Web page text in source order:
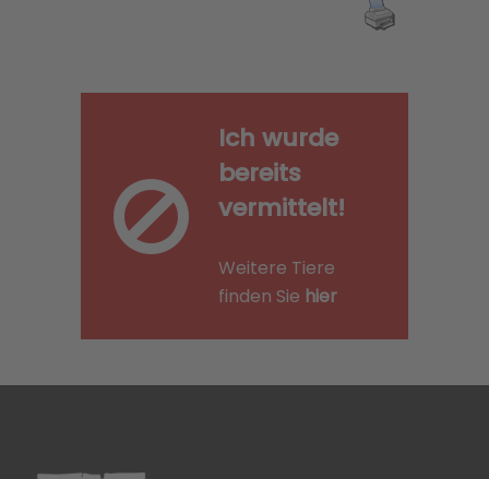
Ich wurde
bereits
vermittelt!
Weitere Tiere
finden Sie hier